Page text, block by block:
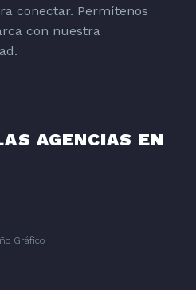
conectar. Permítenos
con nuestra
AGENCIAS EN
Gráfico